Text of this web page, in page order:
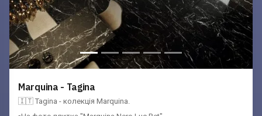
Marquina - Tagina
🇮🇹 Tagina - колекція Marquina.